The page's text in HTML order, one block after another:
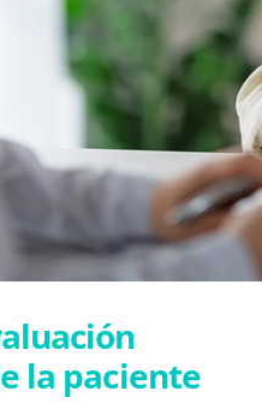
la paciente